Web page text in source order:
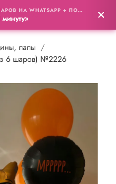
0
папы
6 шаров) №2226
ПОЛУЧИТЕ ПОДБОРКУ ШАРОВ НА WHATSAPP + ПОДАРОК